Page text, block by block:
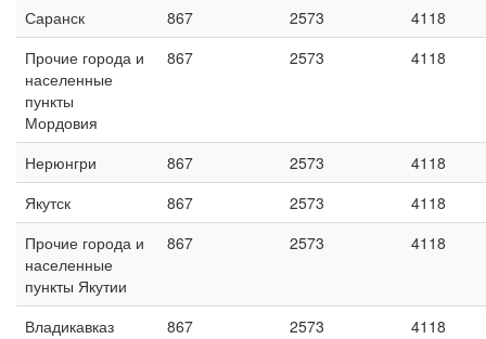
Саранск
867 2573
4118
Прочие города и
населенные
пункты
Мордовия
867 2573 4118
Нерюнгри 867 2573
4118
Якутск
867 2573
4118
Прочие города и
населенные
пункты Якутии
867 2573 4118
Владикавказ 867 2573
4118